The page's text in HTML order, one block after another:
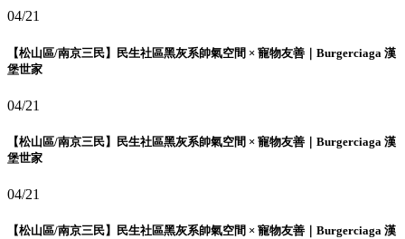
04/21
【松山區/南京三民】民生社區黑灰系帥氣空間 × 寵物友善｜Burgerciaga 漢
堡世家
04/21
【松山區/南京三民】民生社區黑灰系帥氣空間 × 寵物友善｜Burgerciaga 漢
堡世家
04/21
【松山區/南京三民】民生社區黑灰系帥氣空間 × 寵物友善｜Burgerciaga 漢